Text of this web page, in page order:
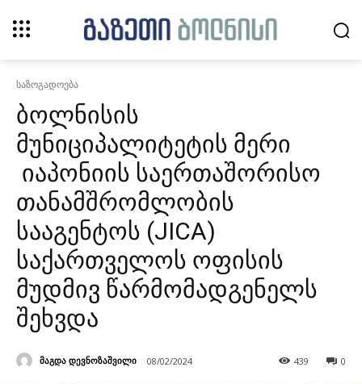
საზოგადოება
ბოლნისის
მუნიციპალიტეტის მერი
იაპონიის საერთაშორისო
თანამშრომლობის
სააგენტოს (JICA)
საქართველოს ოფისის
მუდმივ წარმომადგენელს
შეხვდა
მაგდა დევნოზაშვილი 08/02/2024 0
439